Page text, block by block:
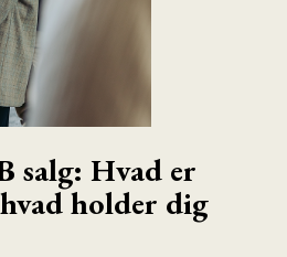
salg: Hvad er
holder dig